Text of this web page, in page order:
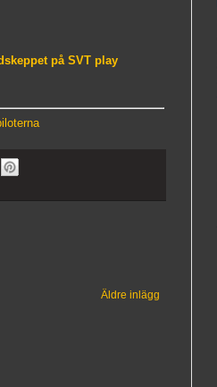
på SVT play
Äldre inlägg